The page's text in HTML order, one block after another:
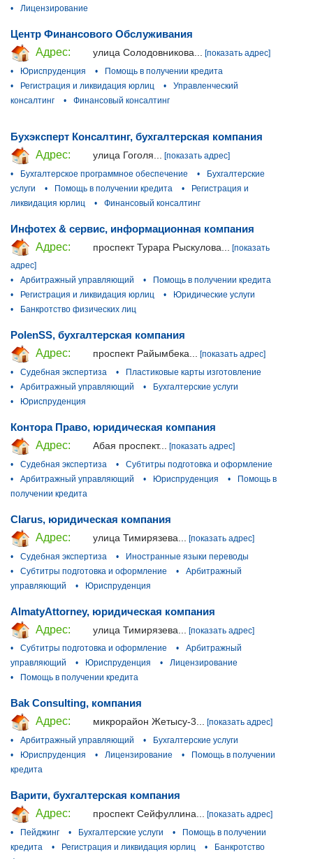
•
Лицензирование
Центр Финансового Обслуживания
Адрес:
улица Солодовникова...
[показать адрес]
•
Юриспруденция •
Помощь в получении кредита
•
Регистрация и ликвидация юрлиц •
Управленческий
консалтинг
• Финансовый консалтинг
Бухэксперт Консалтинг, бухгалтерская компания
Адрес:
улица Гоголя...
[показать адрес]
•
Бухгалтерское программное обеспечение •
Бухгалтерские
услуги
• Помощь в получении кредита •
Регистрация и
ликвидация юрлиц
• Финансовый консалтинг
Инфотех & сервис, информационная компания
Адрес:
проспект Турара Рыскулова...
[показать
адрес]
•
Арбитражный управляющий •
Помощь в получении кредита
•
Регистрация и ликвидация юрлиц •
Юридические услуги
•
Банкротство физических лиц
PolenSS, бухгалтерская компания
Адрес:
проспект Райымбека... [показать адрес]
•
Судебная экспертиза •
Пластиковые карты изготовление
•
Арбитражный управляющий •
Бухгалтерские услуги
•
Юриспруденция
Контора Право, юридическая компания
Адрес:
Абая проспект...
[показать адрес]
•
Судебная экспертиза •
Субтитры подготовка и оформление
•
Арбитражный управляющий • Юриспруденция •
Помощь в
получении кредита
Clarus, юридическая компания
Адрес:
улица Тимирязева...
[показать адрес]
•
Судебная экспертиза •
Иностранные языки переводы
•
Субтитры подготовка и оформление •
Арбитражный
управляющий
• Юриспруденция
AlmatyAttorney, юридическая компания
Адрес:
улица Тимирязева...
[показать адрес]
•
Субтитры подготовка и оформление •
Арбитражный
управляющий
• Юриспруденция •
Лицензирование
•
Помощь в получении кредита
Bak Consulting, компания
Адрес:
микрорайон Жетысу-3... [показать адрес]
•
Арбитражный управляющий •
Бухгалтерские услуги
•
Юриспруденция • Лицензирование •
Помощь в получении
кредита
Варити, бухгалтерская компания
Адрес:
проспект Сейфуллина...
[показать адрес]
•
Пейджинг • Бухгалтерские услуги •
Помощь в получении
кредита
• Регистрация и ликвидация юрлиц •
Банкротство